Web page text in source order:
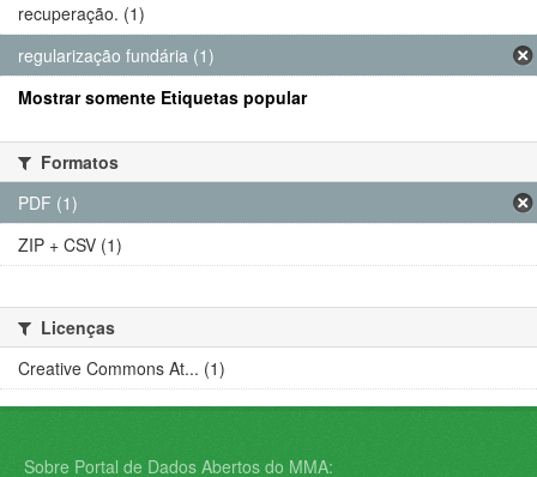
recuperação. (1)
regularização fundária (1)
Mostrar somente Etiquetas popular
Formatos
PDF (1)
ZIP + CSV (1)
Licenças
Creative Commons At... (1)
Sobre Portal de Dados Abertos do MMA: